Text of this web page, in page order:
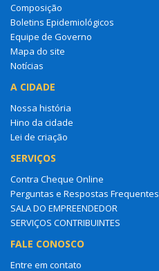
Composição
Boletins Epidemiológicos
Equipe de Governo
Mapa do site
Notícias
A CIDADE
Nossa história
Hino da cidade
Lei de criação
SERVIÇOS
Contra Cheque Online
Perguntas e Respostas Frequentes
SALA DO EMPREENDEDOR
SERVIÇOS CONTRIBUINTES
FALE CONOSCO
Entre em contato